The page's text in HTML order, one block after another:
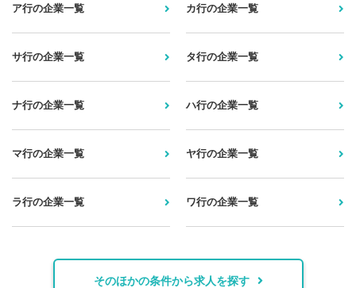
ア行の企業一覧 カ行の企業一覧
サ行の企業一覧 タ行の企業一覧
ナ行の企業一覧 ハ行の企業一覧
マ行の企業一覧 ヤ行の企業一覧
ラ行の企業一覧 ワ行の企業一覧
そのほかの条件から求人を探す